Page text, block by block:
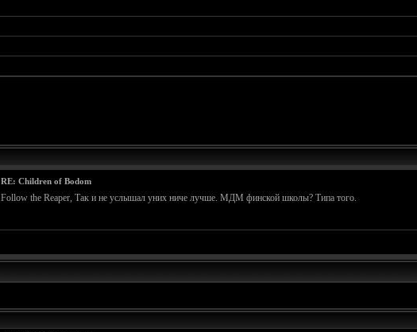
RE: Children of Bodom
Follow the Reaper, Так и не услышал уних ниче лучше. МДМ финской школы? Типа того.